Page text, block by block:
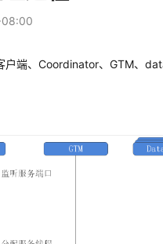
户端、Coordinator、GTM、